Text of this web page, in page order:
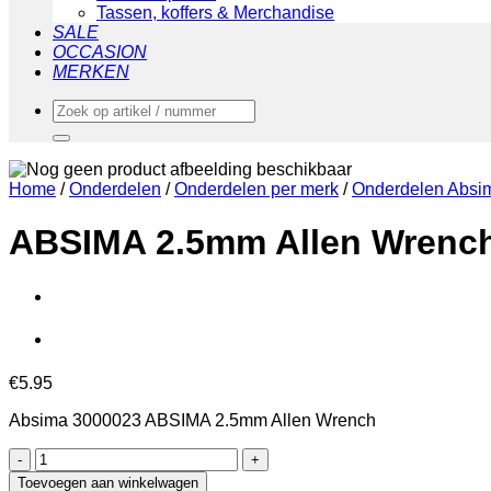
Tassen, koffers & Merchandise
SALE
OCCASION
MERKEN
Zoeken
naar:
Home / Onderdelen / Onderdelen per merk / Onderdelen
ABSIMA 2.5mm Allen
€5.95
Absima 3000023 ABSIMA 2.5mm Allen Wrench
ABSIMA
2.5mm
Toevoegen aan winkelwagen